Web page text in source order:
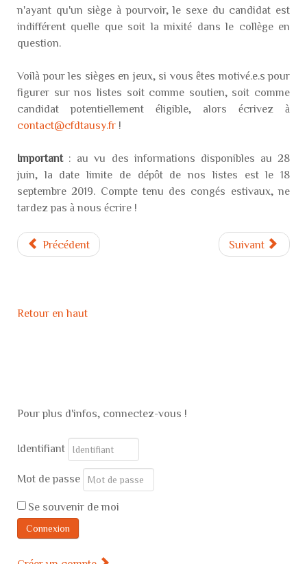
n'ayant qu'un siège à pourvoir, le sexe du candidat est
indifférent quelle que soit la mixité dans le collège en
question.
Voilà pour les sièges en jeux, si vous êtes motivé.e.s pour
figurer sur nos listes soit comme soutien, soit comme
candidat potentiellement éligible, alors écrivez à
contact@cfdtausy.fr !
Important : au vu des informations disponibles au 28
juin, la date limite de dépôt de nos listes est le 18
septembre 2019. Compte tenu des congés estivaux, ne
tardez pas à nous écrire !
Précédent Suivant
Retour en haut
Pour plus d'infos, connectez-vous !
Identifiant
Mot de passe
Se souvenir de moi
Connexion